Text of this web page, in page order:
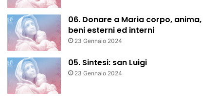
06. Donare a Maria corpo, anima,
beni esterni ed interni
23 Gennaio 2024
05. Sintesi: san Luigi
23 Gennaio 2024